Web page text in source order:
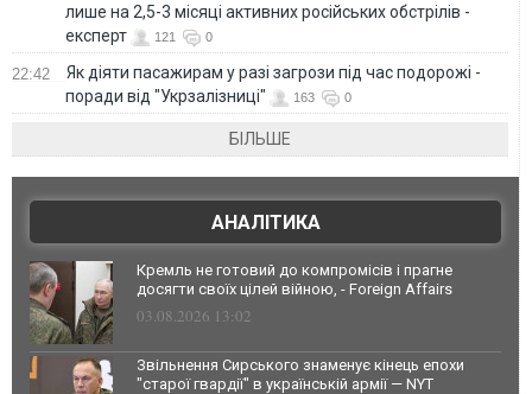
лише на 2,5-3 місяці активних російських обстрілів -
експерт
121 0
22:42
Як діяти пасажирам у разі загрози під час подорожі -
поради від "Укрзалізниці"
163 0
БІЛЬШЕ
АНАЛІТИКА
Кремль не готовий до компромісів і прагне
досягти своїх цілей війною, - Foreign Affairs
03.08.2026 13:02
Звільнення Сирського знаменує кінець епохи
"старої гвардії" в українській армії — NYT